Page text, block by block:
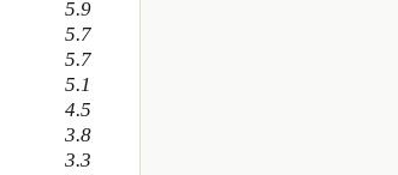
5.9
5.7
5.7
5.1
4.5
3.8
3.3